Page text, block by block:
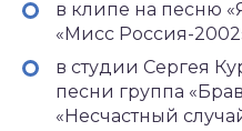
в клипе на песню
«Мисс Россия-
в студии Сергея
песни группа
«Несчастный